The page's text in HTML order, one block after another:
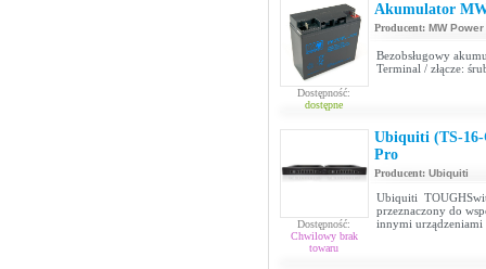
Dostępność:
dostępne
Akumulator
Producent: MW Power
Bezobsługowy
Terminal / złącze:
Dostępność:
Chwilowy brak
towaru
Ubiquiti (TS-
Pro
Producent: Ubiquiti
Ubiquiti
przeznaczony do
innymi urządzeniami